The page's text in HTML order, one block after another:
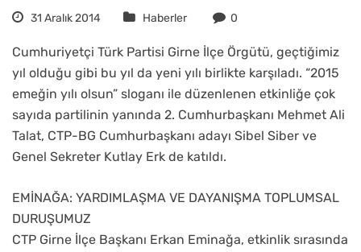
31 Aralık 2014 Haberler 0
Cumhuriyetçi Türk Partisi Girne İlçe Örgütü, geçtiğimiz
yıl olduğu gibi bu yıl da yeni yılı birlikte karşıladı. “2015
emeğin yılı olsun” sloganı ile düzenlenen etkinliğe çok
sayıda partilinin yanında 2. Cumhurbaşkanı Mehmet Ali
Talat, CTP-BG Cumhurbaşkanı adayı Sibel Siber ve
Genel Sekreter Kutlay Erk de katıldı.
EMİNAĞA: YARDIMLAŞMA VE DAYANIŞMA TOPLUMSAL
DURUŞUMUZ
CTP Girne İlçe Başkanı Erkan Eminağa, etkinlik sırasında